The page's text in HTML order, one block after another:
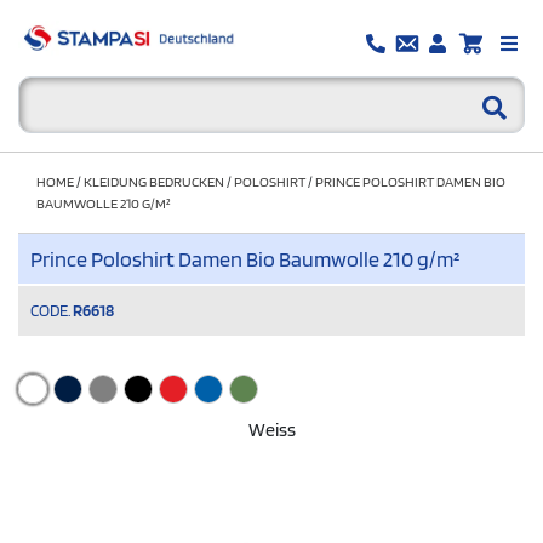
HOME/KLEIDUNG BEDRUCKEN /POLOSHIRT/PRINCE POLOSHIRT DAMEN BIO
BAUMWOLLE 210 G/M²
Prince Poloshirt Damen Bio Baumwolle 210 g/m²
CODE. R6618
Weiss